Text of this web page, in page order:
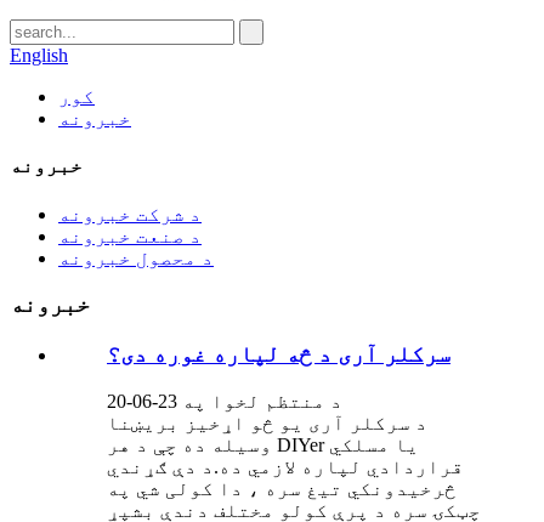
English
کور
خبرونه
خبرونه
د شرکت خبرونه
د صنعت خبرونه
د محصول خبرونه
خبرونه
سرکلر آری د څه لپاره غوره دی؟
د منتظم لخوا په 23-06-20
د سرکلر آری یو څو اړخیز بریښنا
وسیله ده چې د هر DIYer یا مسلکي
قراردادي لپاره لازمي ده.د دې ګړندي
څرخيدونکي تیغ سره ، دا کولی شي په
چټکۍ سره د پرې کولو مختلف دندې بشپړ